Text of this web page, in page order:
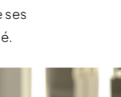
ses